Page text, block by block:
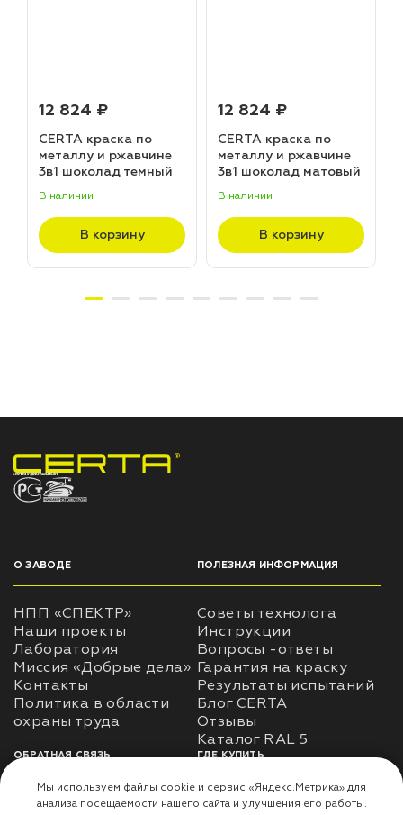
12 824 ₽
CERTA краска по
металлу и ржавчине
3в1 шоколад темный
(20,0кг)
В наличии
В корзину
12 824 ₽
CERTA краска по
металлу и ржавчине
3в1 шоколад матовый
В наличии
В корзину
НПП «СПЕКТР» ЗАВОД ЛАКОКРАСОЧНЫХ МАТЕРИАЛОВ
О ЗАВОДЕ
НПП «СПЕКТР»
Наши проекты
Лаборатория
Миссия «Добрые дела»
Контакты
Политика в области
ПОЛЕЗНАЯ ИНФОРМАЦИЯ
Советы технолога
Инструкции
Вопросы -ответы
Гарантия на краску
Результаты испытаний
Блог CERTA
Отзывы
Каталог RAL 5
ОБРАТНАЯ СВЯЗЬ
Использование
ГДЕ КУПИТЬ
Доставка